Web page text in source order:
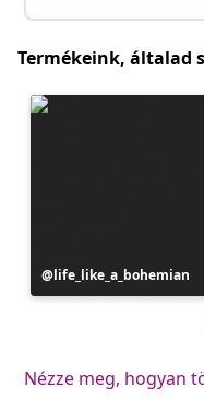
Termékeink, általad
Bejegyzés
közzétevője
life_like_a_bohemian
Nézze meg, hogyan